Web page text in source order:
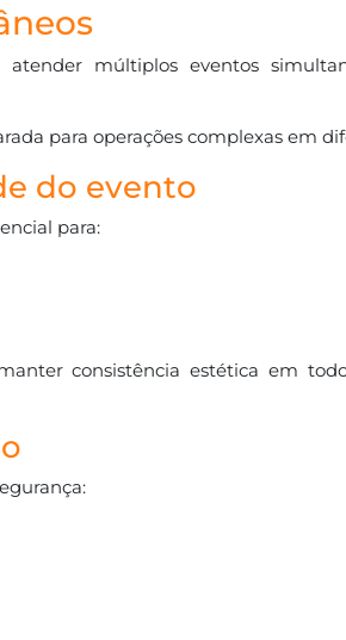
múltiplos eventos
para operações complexas em
do evento
para:
consistência estética em